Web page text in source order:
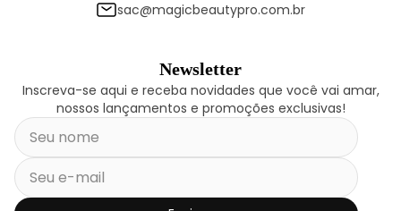
sac@magicbeautypro.com.br
Newsletter
Inscreva-se aqui e receba novidades que você vai amar,
nossos lançamentos e promoções exclusivas!